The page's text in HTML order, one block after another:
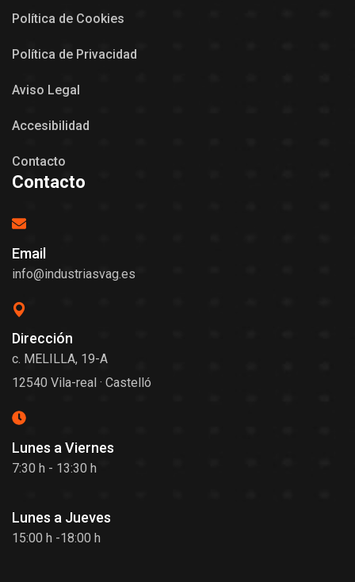
Política de Cookies
Política de Privacidad
Aviso Legal
Accesibilidad
Contacto
Contacto
Email
info@industriasvag.es
Dirección
c. MELILLA, 19-A
12540 Vila-real · Castelló
Lunes a Viernes
7:30 h - 13:30 h
Lunes a Jueves
15:00 h -18:00 h